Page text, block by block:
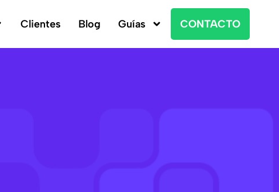
Clientes Blog Guías CONTACTO